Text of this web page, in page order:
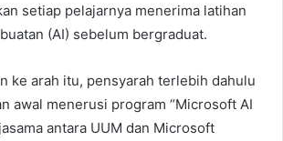
setiap pelajarnya menerima latihan
(AI) sebelum bergraduat.
ke arah itu, pensyarah terlebih dahulu
awal menerusi program “Microsoft AI
antara UUM dan Microsoft